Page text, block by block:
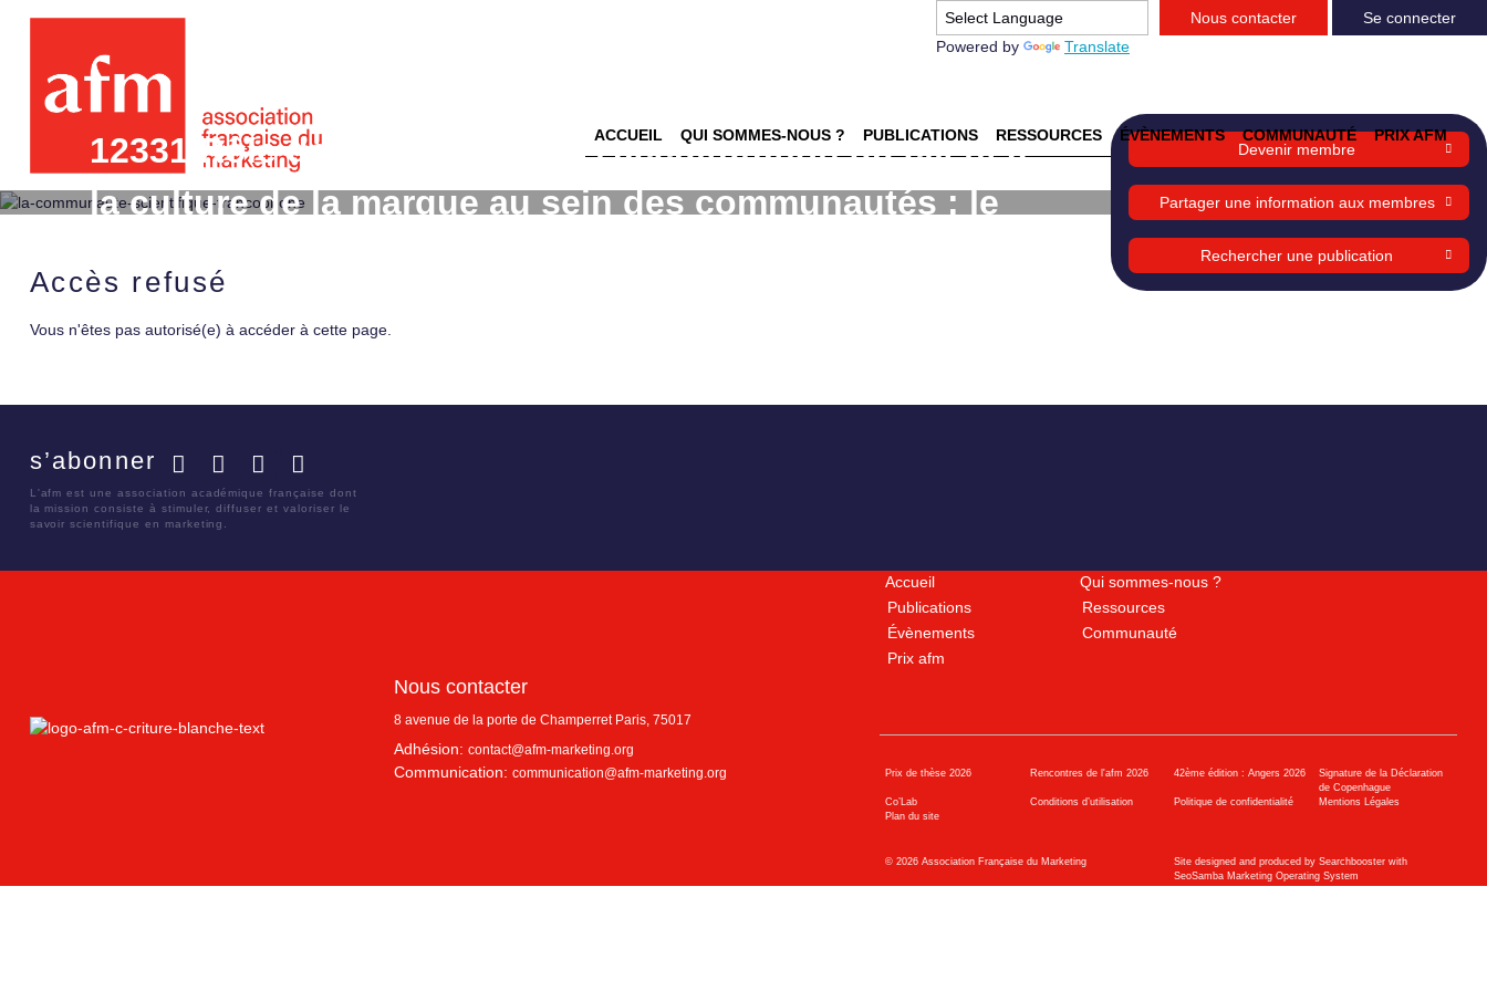
Powered by Translate
Nous contacter Se connecter
ACCUEIL QUI SOMMES-NOUS ? PUBLICATIONS RESSOURCES ÉVÈNEMENTS COMMUNAUTÉ PRIX AFM
12331 Rôle des salariés dans l'acculturation du client à
la culture de la marque au sein des communautés : le
Devenir membre
Partager une information aux membres
Rechercher une publication
Accès refusé
Vous n'êtes pas autorisé(e) à accéder à cette page.
s’abonner
L'afm est une association académique française dont
la mission consiste à stimuler, diffuser et valoriser le
savoir scientifique en marketing.
Nous contacter
8 avenue de la porte de Champerret Paris, 75017
Adhésion: contact@afm-marketing.org
Communication: communication@afm-marketing.org
Accueil
Qui sommes-nous ?
Publications
Ressources
Évènements
Communauté
Prix afm
Prix de thèse 2026 Rencontres de l'afm 2026 42ème édition : Angers 2026
Signature de la Déclaration
de Copenhague
Co’Lab
Conditions d’utilisation Politique de confidentialité
Mentions Légales
Plan du site
© 2026Association Française du Marketing
Site designed and produced by Searchbooster with
SeoSamba Marketing Operating System